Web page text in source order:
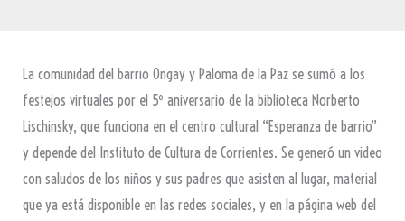
La comunidad del barrio Ongay y Paloma de la Paz se sumó a los
festejos virtuales por el 5º aniversario de la biblioteca Norberto
Lischinsky, que funciona en el centro cultural “Esperanza de barrio”
y depende del Instituto de Cultura de Corrientes. Se generó un video
con saludos de los niños y sus padres que asisten al lugar, material
que ya está disponible en las redes sociales, y en la página web del